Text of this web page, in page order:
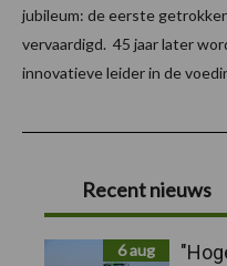
jubileum: de eerste
vervaardigd. 45 jaar later
innovatieve leider in de
Primaire
Sidebar
Recent nieuws
6 aug